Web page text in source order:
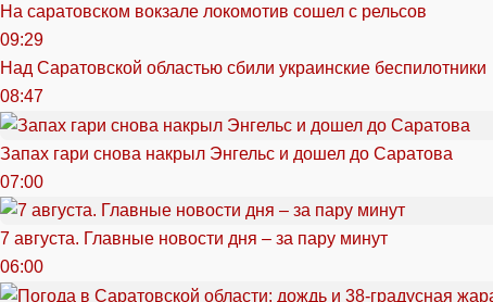
На саратовском вокзале локомотив сошел с рельсов
09:29
Над Саратовской областью сбили украинские беспилотники
08:47
Запах гари снова накрыл Энгельс и дошел до Саратова
07:00
7 августа. Главные новости дня – за пару минут
06:00